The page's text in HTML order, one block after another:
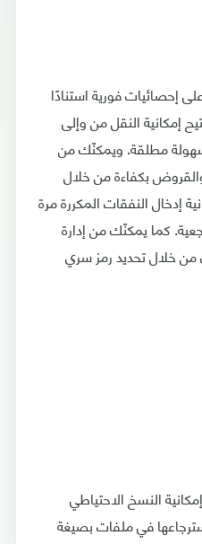
إحصائيات فورية استنادًا
إمكانية النقل من وإلى
مطلقة. ويمكنّك من
والقروض بكفاءة من خلال
إدخال النفقات المكررة مرة
كما يمكنّك من إدارة
من خلال تحديد رمز سري
النسخ الاحتياطي
في ملفات بصيغة